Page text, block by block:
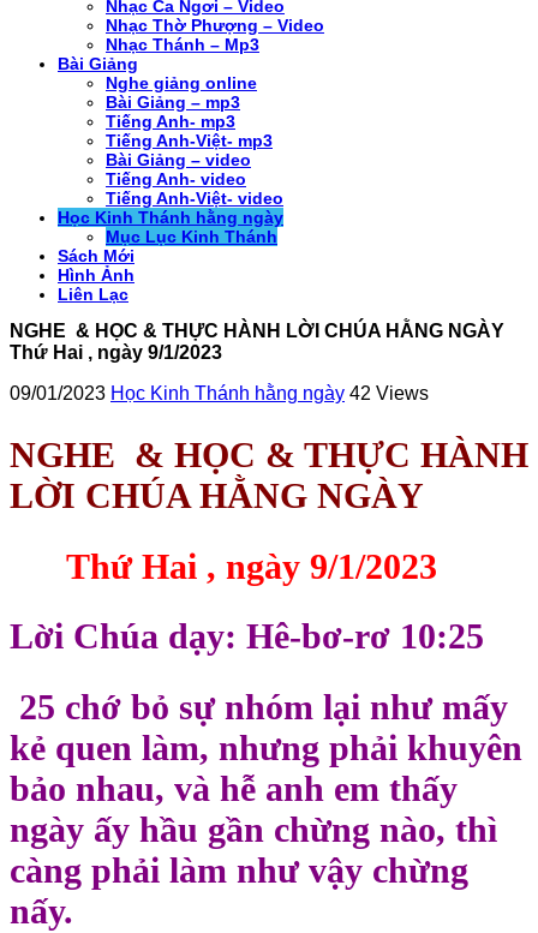
Nhạc Ca Ngơi – Video
Nhạc Thờ Phượng – Video
Nhạc Thánh – Mp3
Bài Giảng
Nghe giảng online
Bài Giảng – mp3
Tiếng Anh- mp3
Tiếng Anh-Việt- mp3
Bài Giảng – video
Tiếng Anh- video
Tiếng Anh-Việt- video
Học Kinh Thánh hằng ngày
Mục Lục Kinh Thánh
Sách Mới
Hình Ảnh
Liên Lạc
NGHE & HỌC & THỰC HÀNH LỜI CHÚA HẰNG NGÀY
Thứ Hai , ngày 9/1/2023
09/01/2023 Học Kinh Thánh hằng ngày 42 Views
NGHE & HỌC & THỰC HÀNH
LỜI CHÚA HẰNG NGÀY
Thứ Hai , ngày 9/1/2023
Lời Chúa dạy: Hê-bơ-rơ 10:25
25 chớ bỏ sự nhóm lại như mấy
kẻ quen làm, nhưng phải khuyên
bảo nhau, và hễ anh em thấy
ngày ấy hầu gần chừng nào, thì
càng phải làm như vậy chừng
nấy.